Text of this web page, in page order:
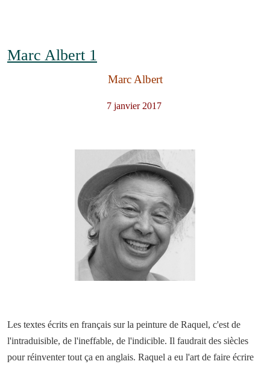
Marc Albert 1
Marc Albert
7 janvier 2017
Les textes écrits en français sur la peinture de Raquel, c'est de
l'intraduisible, de l'ineffable, de l'indicible. Il faudrait des siècles
pour réinventer tout ça en anglais. Raquel a eu l'art de faire écrire